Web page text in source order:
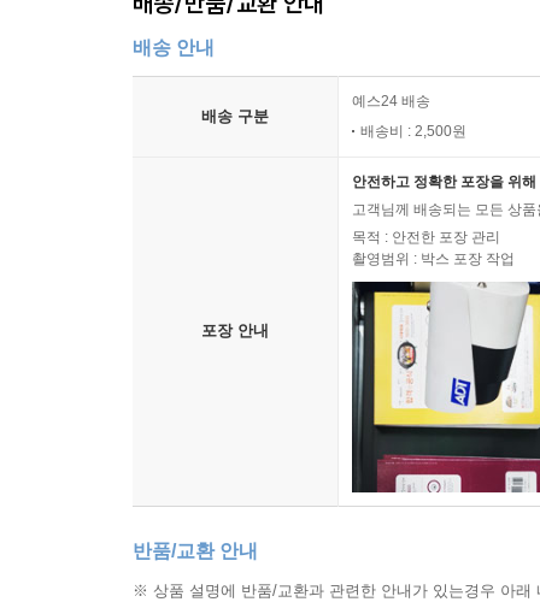
배송 안내
배송 구분
예스24 배송
배송비 : 2,500원
포장 안내
안전하고 정확한 포장을 위
고객님께 배송되는 모든 상
목적 : 안전한 포장 관리
촬영범위 : 박스 포장 작업
반품/교환 안내
※ 상품 설명에 반품/교환과 관련한 안내가 있는경우 아